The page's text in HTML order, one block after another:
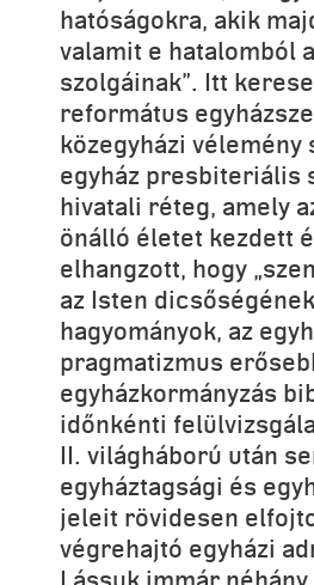
hatóságokra, akik
valamit e hatalomból
szolgáinak”. Itt
református
közegyházi
egyház presbiteriális
hivatali réteg, amely
önálló életet kezdett
elhangzott, hogy
az Isten
hagyományok, az
pragmatizmus
egyházkormányzás
időnkénti
II. világháború után
egyháztagsági és
jeleit rövidesen
végrehajtó egyházi